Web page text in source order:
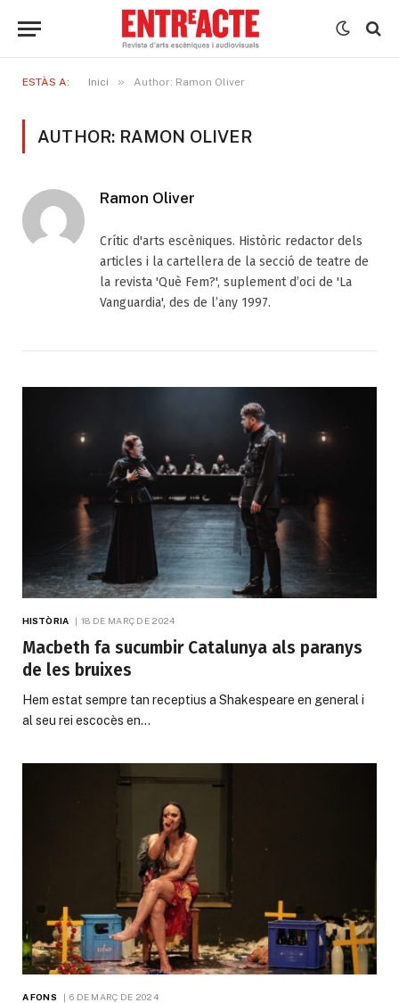
ESTÀS A: Inici » Author: Ramon Oliver
AUTHOR: RAMON OLIVER
Ramon Oliver
Crític d'arts escèniques. Històric redactor dels
articles i la cartellera de la secció de teatre de
la revista 'Què Fem?', suplement d’oci de 'La
Vanguardia', des de l’any 1997.
HISTÒRIA 18 DE MARÇ DE 2024
Macbeth fa sucumbir Catalunya als paranys
de les bruixes
Hem estat sempre tan receptius a Shakespeare en general i
al seu rei escocès en…
A FONS 6 DE MARÇ DE 2024